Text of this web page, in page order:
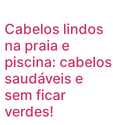
Cabelos lindos
na praia e
piscina: cabelos
saudáveis e
sem ficar
verdes!